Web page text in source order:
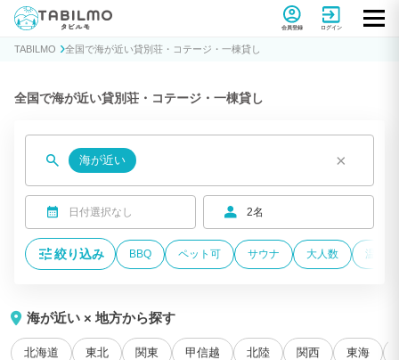
貸別荘コテージ・一棟貸し宿泊予約サイトTABILMO(タビルモ)
会員登録 ログイン
TABILMO 全国で海が近い貸別荘・コテージ・一棟貸し
全国で海が近い貸別荘・コテージ・一棟貸し
海が近い ×
日付選択なし 2名
絞り込み BBQ ペット可 サウナ 大人数 温泉
海が近い × 地方から探す
北海道 東北 関東 甲信越 北陸 関西 東海